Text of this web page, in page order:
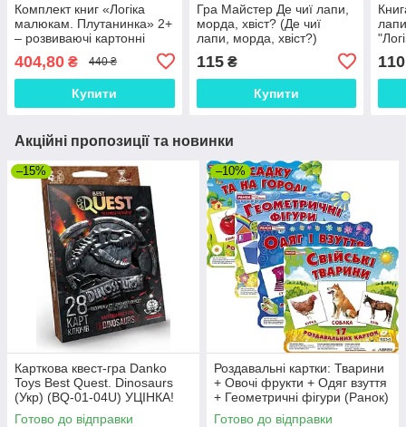
Комплект книг «Логіка
малюкам. Плутанинка» 2+
– розвиваючі картонні
«Майстер»
404,80 ₴ 440 ₴
Купити
Гра Майстер Де чиї лапи,
морда, хвіст? (Де чиї
лапи, морда, хвіст?)
115₴
Купити
110
Акційні пропозиції та новинки
–15%
Карткова квест-гра Danko
Toys Best Quest. Dinosaurs
(Укр) (BQ-01-04U) УЦІНКА!
Готово до відправки
–10%
Роздавальні картки: Тварини
+ Овочі фрукти + Одяг взуття
+ Геометричні фігури (Ранок)
(комплект)
Готово до відправки